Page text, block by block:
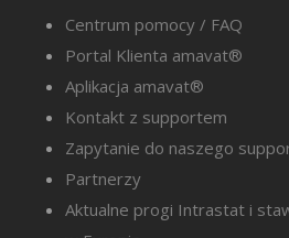
Potencjał rozwojowy
Jedną z największych zalet
możliwość szybszego
połączeniu zasobów.
kompetencje i
realizować projekty, które
Centrum pomocy / FAQ
Portal Klienta amavat®
Aplikacja amavat®
Kontakt z supportem
Zapytanie do naszego
Partnerzy
Aktualne progi Intrastat i